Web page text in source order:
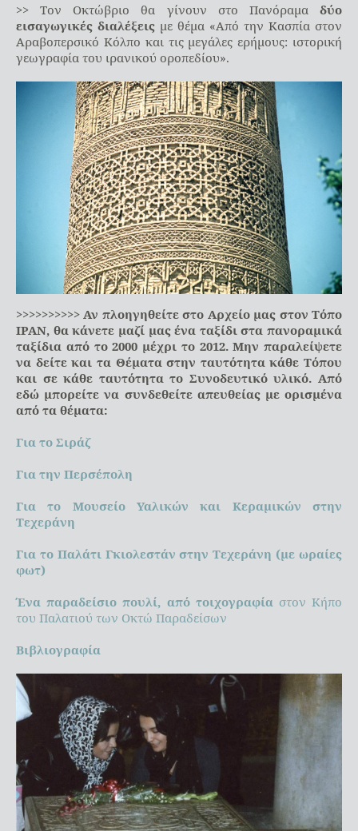
>> Τον Οκτώβριο θα γίνουν στο Πανόραμα δύο
εισαγωγικές διαλέξεις με θέμα «Από την Κασπία στον
Αραβοπερσικό Κόλπο και τις μεγάλες ερήμους: ιστορική
γεωγραφία του ιρανικού οροπεδίου».
>>>>>>>>>> Αν πλοηγηθείτε στο Αρχείο μας στον Τόπο
ΙΡΑΝ, θα κάνετε μαζί μας ένα ταξίδι στα πανοραμικά
ταξίδια από το 2000 μέχρι το 2012. Μην παραλείψετε
να δείτε και τα Θέματα στην ταυτότητα κάθε Τόπου
και σε κάθε ταυτότητα το Συνοδευτικό υλικό. Από
εδώ μπορείτε να συνδεθείτε απευθείας με ορισμένα
από τα θέματα:
Για το Σιράζ
Για την Περσέπολη
Για το Μουσείο Υαλικών και Κεραμικών στην
Τεχεράνη
Για το Παλάτι Γκιολεστάν στην Τεχεράνη (με ωραίες
φωτ)
Ένα παραδείσιο πουλί, από τοιχογραφίαστον Κήπο
του Παλατιού των Οκτώ Παραδείσων
Βιβλιογραφία